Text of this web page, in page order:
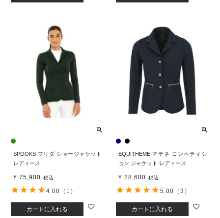
SPOOKS フリダ ショージャケット
レディース
¥ 75,900 税込
カートに入れる
4.00 （1）
EQUITHEME アテネ コンペティシ
ョン ジャケット レディース
¥ 28,600 税込
カートに入れる
5.00 （3）